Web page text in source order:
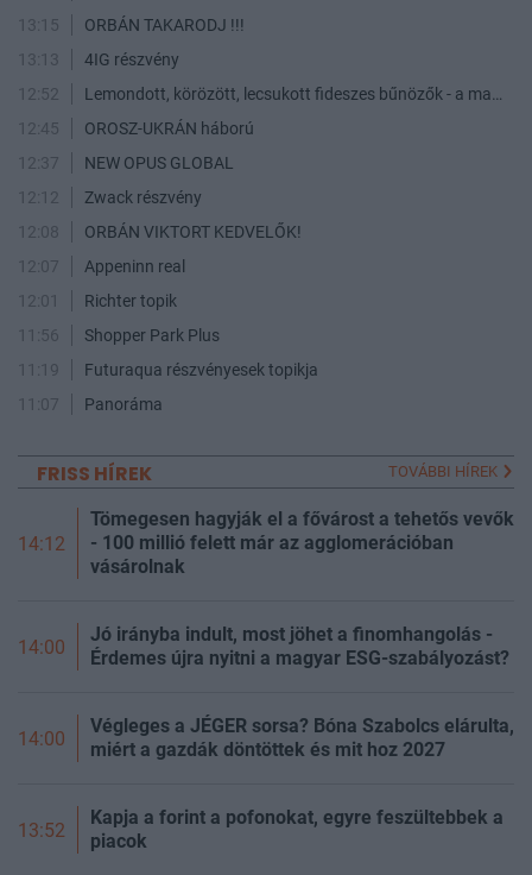
13:15
ORBÁN TAKARODJ !!!
13:13
4IG részvény
12:52
Lemondott, körözött, lecsukott fideszes bűnözők - a maffia végnapjai
12:45
OROSZ-UKRÁN háború
12:37
NEW OPUS GLOBAL
12:12
Zwack részvény
12:08
ORBÁN VIKTORT KEDVELŐK!
12:07
Appeninn real
12:01
Richter topik
11:56
Shopper Park Plus
11:19
Futuraqua részvényesek topikja
11:07
Panoráma
FRISS HÍREK TOVÁBBI HÍREK
14:12
Tömegesen hagyják el a fővárost a tehetős vevők
- 100 millió felett már az agglomerációban
vásárolnak
14:00
Jó irányba indult, most jöhet a finomhangolás -
Érdemes újra nyitni a magyar ESG-szabályozást?
14:00
Végleges a JÉGER sorsa? Bóna Szabolcs elárulta,
miért a gazdák döntöttek és mit hoz 2027
13:52
Kapja a forint a pofonokat, egyre feszültebbek a
piacok